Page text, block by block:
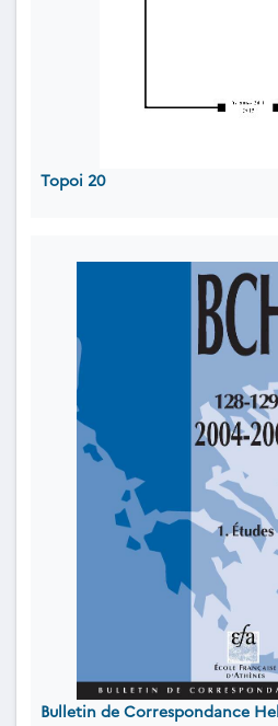
Topoi 20
Bulletin de Correspondance